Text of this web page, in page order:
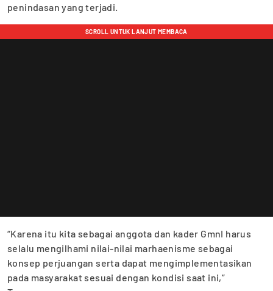
penindasan yang terjadi.
“Karena itu kita sebagai anggota dan kader GmnI harus
selalu mengilhami nilai-nilai marhaenisme sebagai
konsep perjuangan serta dapat mengimplementasikan
pada masyarakat sesuai dengan kondisi saat ini,”